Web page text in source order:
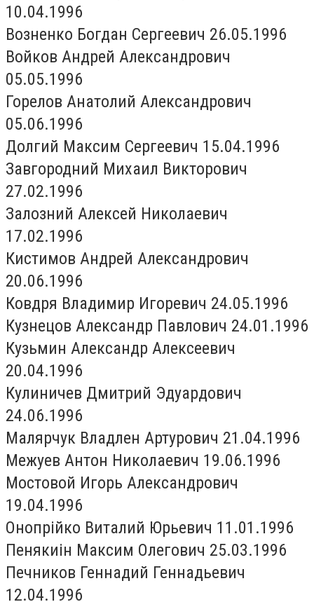
10.04.1996
Возненко Богдан Сергеевич 26.05.1996
Войков Андрей Александрович
05.05.1996
Горелов Анатолий Александрович
05.06.1996
Долгий Максим Сергеевич 15.04.1996
Завгородний Михаил Викторович
27.02.1996
Залозний Алексей Николаевич
17.02.1996
Кистимов Андрей Александрович
20.06.1996
Ковдря Владимир Игоревич 24.05.1996
Кузнецов Александр Павлович 24.01.1996
Кузьмин Александр Алексеевич
20.04.1996
Кулиничев Дмитрий Эдуардович
24.06.1996
Малярчук Владлен Артурович 21.04.1996
Межуев Антон Николаевич 19.06.1996
Мостовой Игорь Александрович
19.04.1996
Онопрійко Виталий Юрьевич 11.01.1996
Пенякиін Максим Олегович 25.03.1996
Печников Геннадий Геннадьевич
12.04.1996